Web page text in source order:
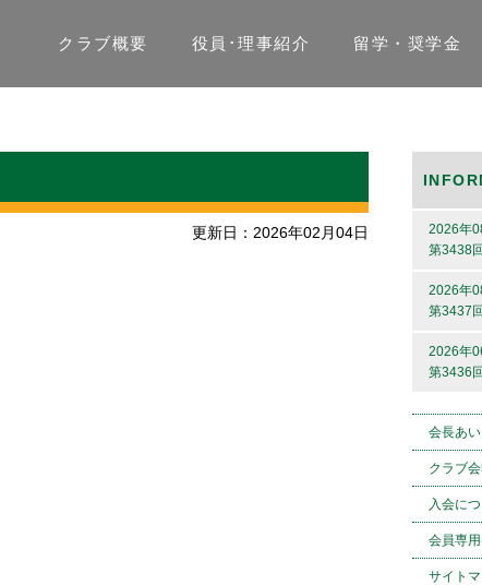
クラブ概要 役員･理事紹介 留学・奨学金
更新日：2026年02月04日
2026年
第3438
2026年
第3437
2026年
第3436
会長あ
クラブ
入会に
会員専
サイト